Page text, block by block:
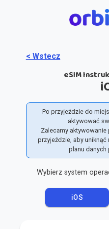
< Wstecz
eSIM
Po przyjeździe do
aktywować
Zalecamy
przyjeździe, aby
planu danych
Wybierz system
iOS